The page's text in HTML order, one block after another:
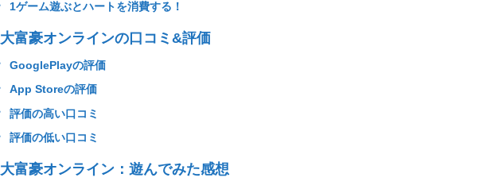
1ゲーム遊ぶとハートを消費する！
大富豪オンラインの口コミ&評価
GooglePlayの評価
App Storeの評価
評価の高い口コミ
評価の低い口コミ
大富豪オンライン：遊んでみた感想